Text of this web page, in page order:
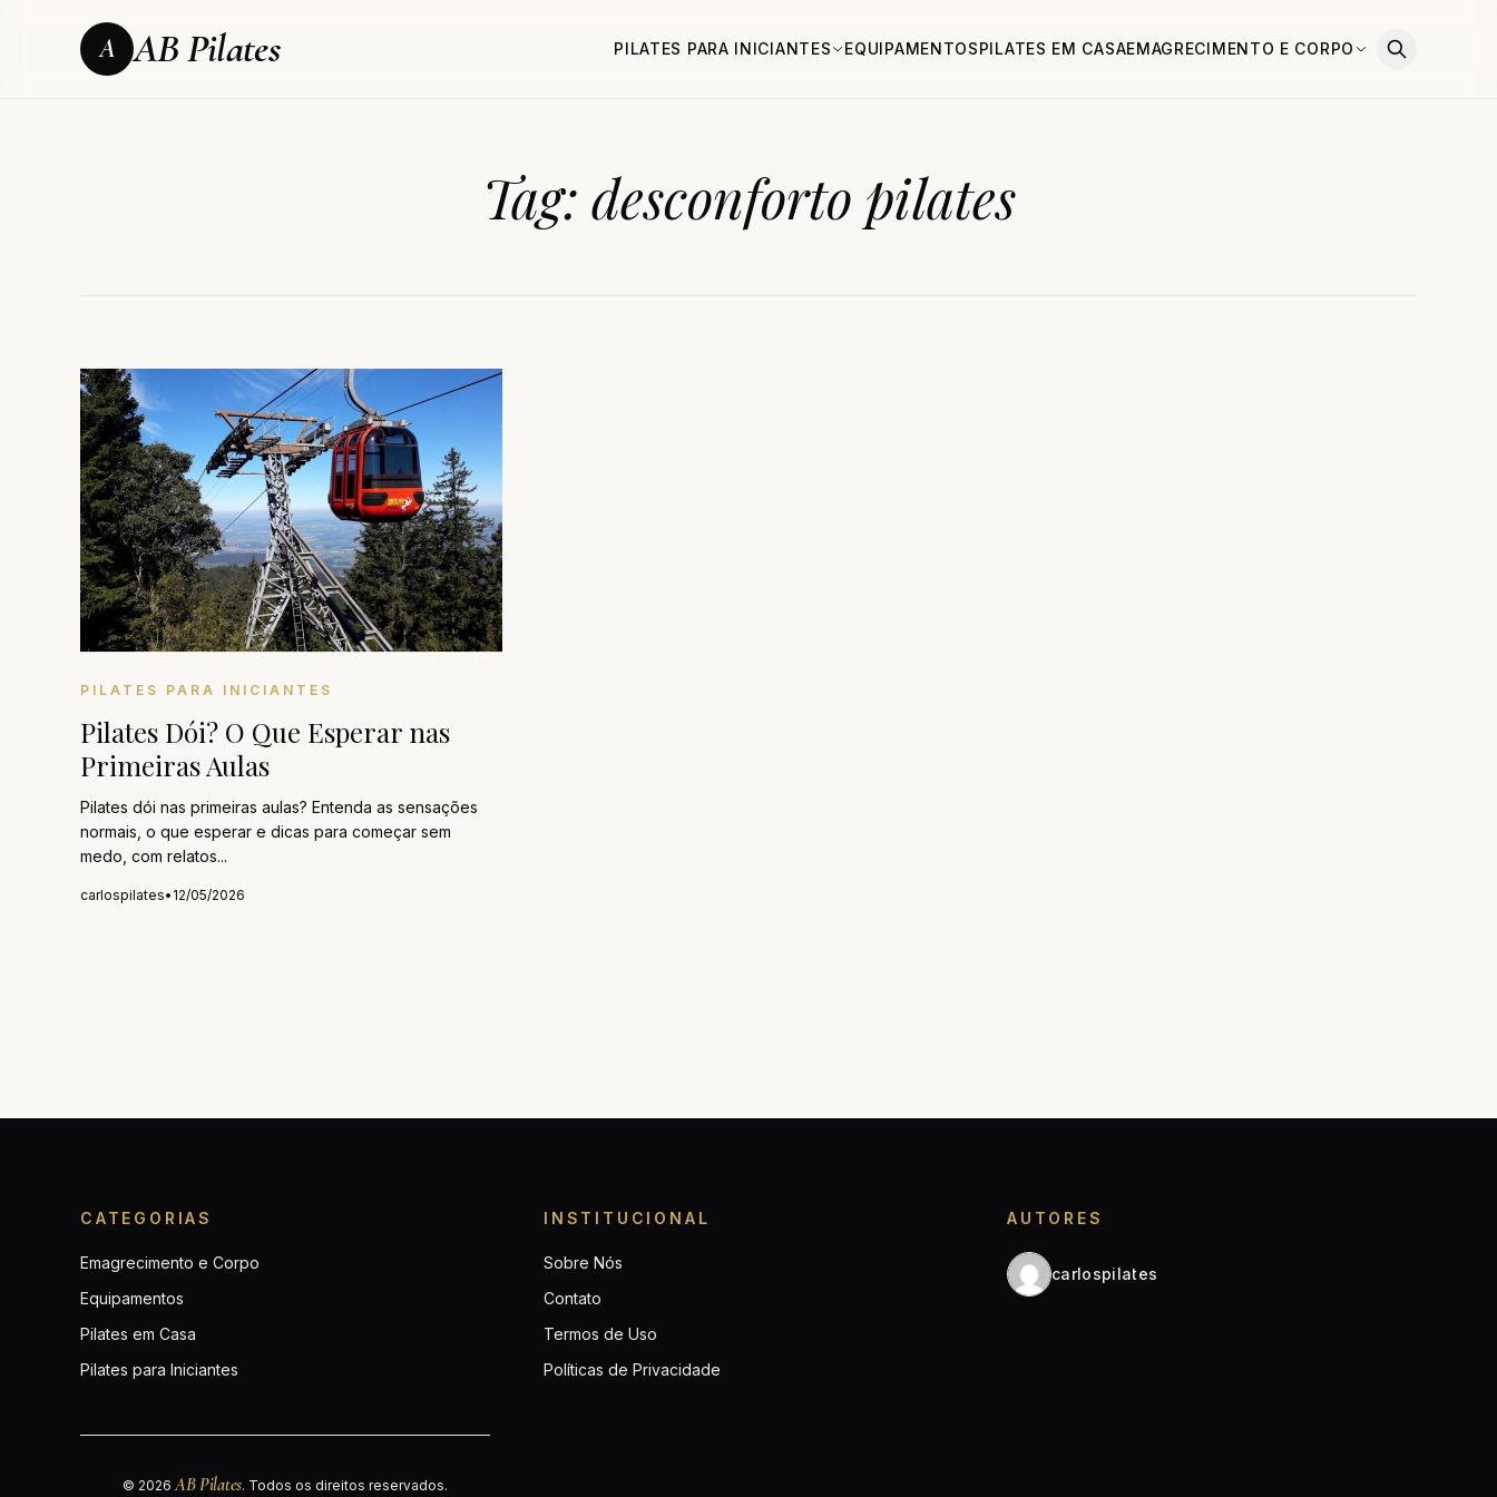
A AB Pilates PILATES PARA INICIANTES EQUIPAMENTOSPILATES EM CASAEMAGRECIMENTO E CORPO
Tag: desconforto pilates
PILATES PARA INICIANTES
Pilates Dói? O Que Esperar nas
Primeiras Aulas
Pilates dói nas primeiras aulas? Entenda as sensações
normais, o que esperar e dicas para começar sem
medo, com relatos...
carlospilates• 12/05/2026
CATEGORIAS
Emagrecimento e Corpo
Equipamentos
Pilates em Casa
Pilates para Iniciantes
INSTITUCIONAL
Sobre Nós
Contato
Termos de Uso
Políticas de Privacidade
AUTORES
carlospilates
© 2026AB Pilates. Todos os direitos reservados.